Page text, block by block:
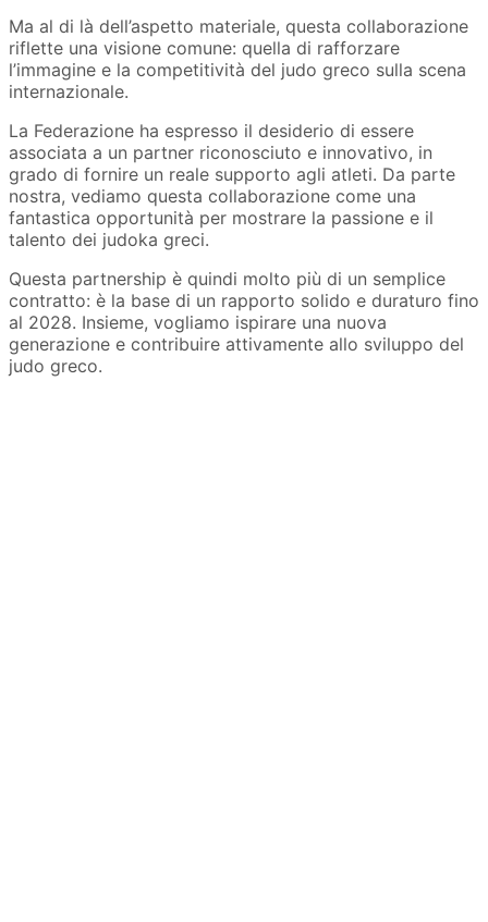
Ma al di là dell’aspetto materiale, questa collaborazione
riflette una visione comune: quella di rafforzare
l’immagine e la competitività del judo greco sulla scena
internazionale.
La Federazione ha espresso il desiderio di essere
associata a un partner riconosciuto e innovativo, in
grado di fornire un reale supporto agli atleti. Da parte
nostra, vediamo questa collaborazione come una
fantastica opportunità per mostrare la passione e il
talento dei judoka greci.
Questa partnership è quindi molto più di un semplice
contratto: è la base di un rapporto solido e duraturo fino
al 2028. Insieme, vogliamo ispirare una nuova
generazione e contribuire attivamente allo sviluppo del
judo greco.